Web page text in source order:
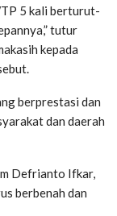
5 kali berturut-
tutur
kepada
berprestasi dan
dan daerah
Defrianto Ifkar,
berbenah dan